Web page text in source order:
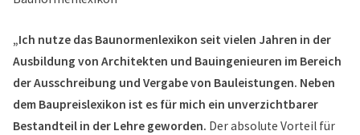
„Ich nutze das Baunormenlexikon seit vielen Jahren in der
Ausbildung von Architekten und Bauingenieuren im Bereich
der Ausschreibung und Vergabe von Bauleistungen. Neben
dem Baupreislexikon ist es für mich ein unverzichtbarer
Bestandteil in der Lehre geworden. Der absolute Vorteil für